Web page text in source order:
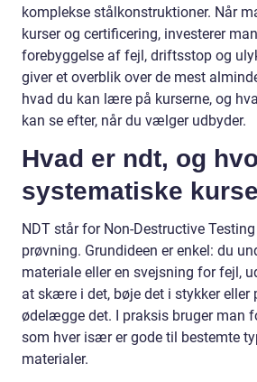
komplekse stålkonstruktioner. Når
kurser og certificering, investerer
forebyggelse af fejl, driftsstop og
giver et overblik over de mest
hvad du kan lære på kurserne, og
kan se efter, når du vælger udbyder.
Hvad er ndt, og
systematiske
NDT står for Non-Destructive
prøvning. Grundideen er enkel: du
materiale eller en svejsning for fejl,
at skære i det, bøje det i stykker eller
ødelægge det. I praksis bruger man
som hver især er gode til bestemte
materialer.